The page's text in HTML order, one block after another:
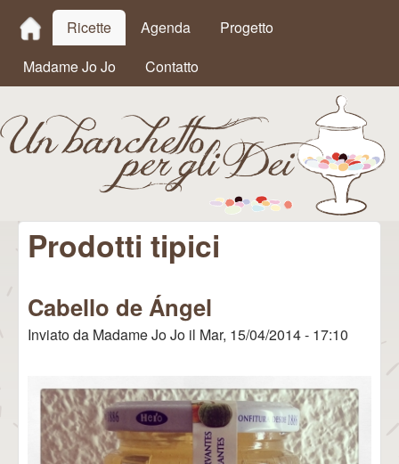
MAIN MENU
Ricette Agenda
Progetto
Madame Jo Jo
Contatto
Un
Banchetto
per gli Dei
Prodotti tipici
Cabello de Ángel
Inviato da Madame Jo Jo il Mar, 15/04/2014 - 17:10